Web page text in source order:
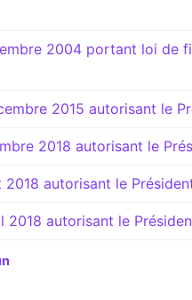
2004 portant loi de
2015 autorisant le
2018 autorisant le
2018 autorisant le
2018 autorisant le